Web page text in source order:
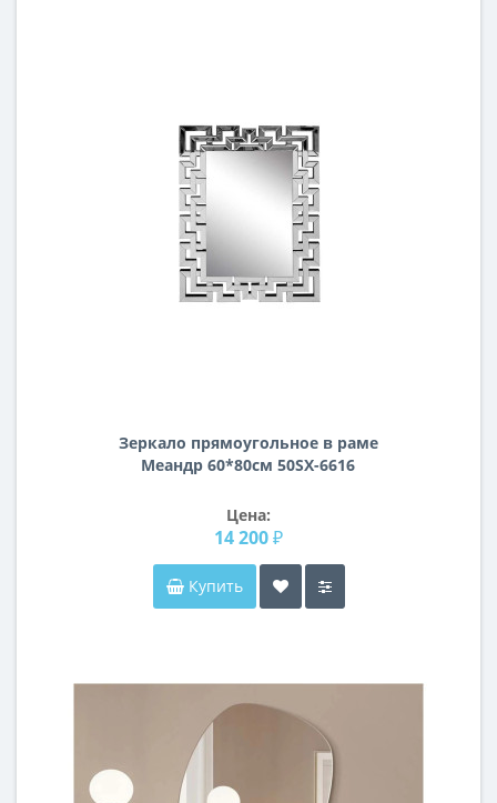
Зеркало прямоугольное в раме
Меандр 60*80см 50SX-6616
Цена:
14 200 ₽
Купить